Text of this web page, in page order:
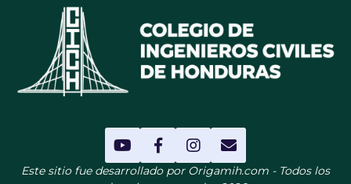
Este sitio fue desarrollado por Origamih.com - Todos los